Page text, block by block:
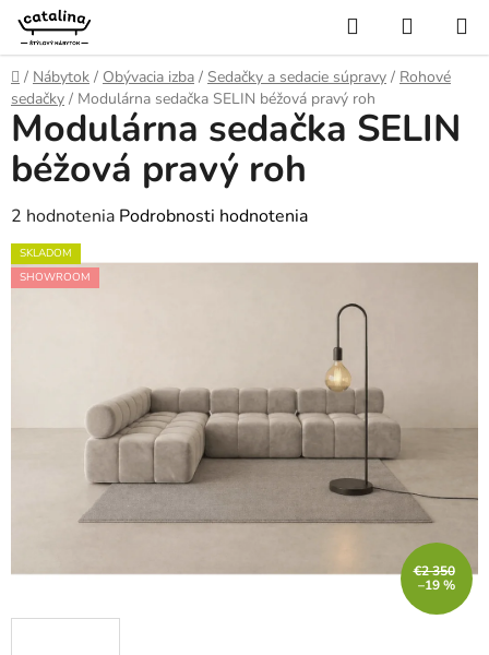
Prejsť
obsah
Hľadať
KOŠÍK
Domov
/ Nábytok / Obývacia izba / Sedačky a sedacie súpravy / Rohové
sedačky / Modulárna sedačka SELIN béžová pravý roh
Modulárna sedačka SELIN
béžová pravý roh
Priemerné
hodnotenie
produktu
2 hodnotenia Podrobnosti hodnotenia
SKLADOM
SHOWROOM
€2 350
–19 %